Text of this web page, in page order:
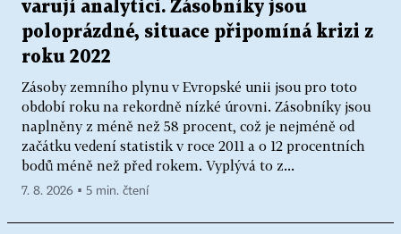
varují analytici. Zásobníky jsou
poloprázdné, situace připomíná krizi z
roku 2022
Zásoby zemního plynu v Evropské unii jsou pro toto
období roku na rekordně nízké úrovni. Zásobníky jsou
naplněny z méně než 58 procent, což je nejméně od
začátku vedení statistik v roce 2011 a o 12 procentních
bodů méně než před rokem. Vyplývá to z...
7. 8. 2026 ▪ 5 min. čtení